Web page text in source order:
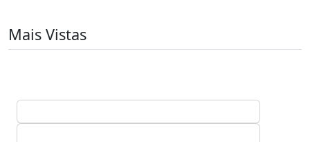
Mais Vistas